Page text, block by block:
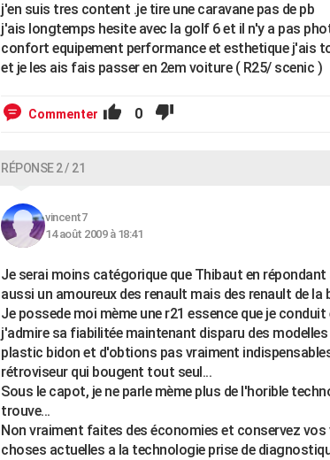
j'en suis tres content .je tire une caravane pas de pb
j'ais longtemps hesite avec la golf 6 et il n'y a pas
confort equipement performance et esthetique j'ais
et je les ais fais passer en 2em voiture ( R25/ scenic )
Commenter 0
RÉPONSE 2 / 21
vincent7
14 août 2009 à 18:41
Je serai moins catégorique que Thibaut en répondant
aussi un amoureux des renault mais des renault de la
Je possede moi mème une r21 essence que je
j'admire sa fiabilitée maintenant disparu des
plastic bidon et d'obtions pas vraiment
rétroviseur qui bougent tout seul...
Sous le capot, je ne parle mème plus de l'horible
trouve...
Non vraiment faites des économies et conservez
choses actuelles a la technologie prise de